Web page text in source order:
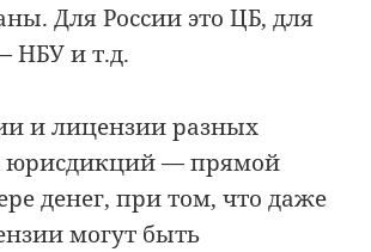
Для России это ЦБ, для
НБУ и т.д.
и лицензии разных
юрисдикций — прямой
денег, при том, что даже
могут быть